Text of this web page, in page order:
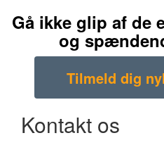
Gå ikke glip af de
og
Kontakt os